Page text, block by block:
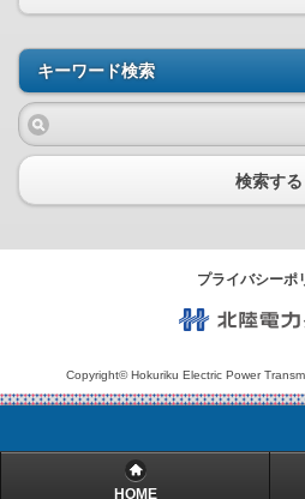
キーワード検索
検索する
プライバシーポ
Copyright© Hokuriku Electric Power
HOME